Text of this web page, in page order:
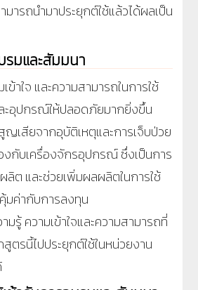
ารถนำมาประยุกต์ใช้แล้วได้ผลเป็น
มและสัมมนา
ข้าใจ และความสามารถในการใช้
ะอุปกรณ์ให้ปลอดภัยมากยิ่งขึ้น
เสียจากอุบัติเหตุและการเจ็บป่วย
กับเครื่องจักรอุปกรณ์ ซึ่งเป็นการ
ต และช่วยเพิ่มผลผลิตในการใช้
มค่ากับการลงทุน
มรู้ ความเข้าใจและความสามารถที่
ตรนี้ไปประยุกต์ใช้ในหน่วยงาน